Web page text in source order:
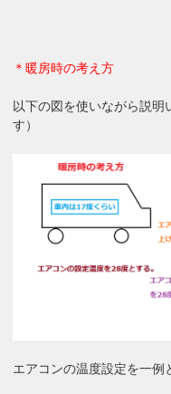
＊暖房時の考え方
以下の図を使いながら説明
す）
エアコンの温度設定を一例